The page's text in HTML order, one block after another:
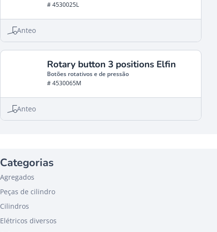
# 4530025L
Anteo
Rotary button 3 positions Elfin
Botões rotativos e de pressão
# 4530065M
Anteo
Categorias
Agregados
Peças de cilindro
Cilindros
Elétricos diversos